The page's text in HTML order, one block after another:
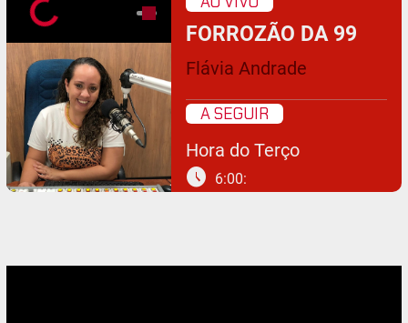
FORROZÃO DA 99
Flávia Andrade
A SEGUIR
Hora do Terço
schedule 6:00: